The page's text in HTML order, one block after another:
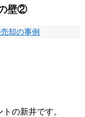
壁②
却の事例
の新井です。